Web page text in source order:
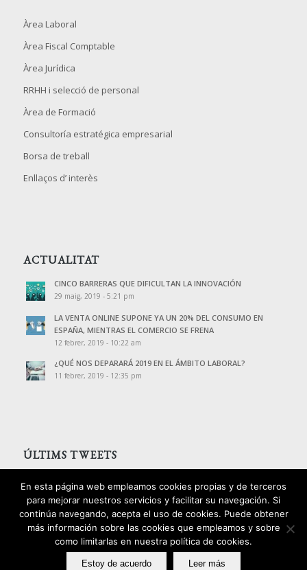
Àrea Laboral
Àrea Fiscal Comptable
Àrea Jurídica
RRHH i selecció de personal
Àrea de Formació
Consultoría estratégica empresarial
Borsa de treball
Enllaços d’ interès
ACTUALITAT
CINCO BARRERAS QUE DIFICULTAN LA INNOVACIÓN
29 maig, 2019 - 5:21 pm
LA VENTA ONLINE SUPONE YA UN 20% DEL CONSUMO EN
ESPAÑA, MIENTRAS EL COMERCIO SE FRENA
12 febrer, 2019 - 10:22 am
¿QUÉ NOS DEPARARÁ 2019 EN EL ÁMBITO LABORAL?
11 febrer, 2019 - 12:35 pm
ÚLTIMS TWEETS
2016 © Copyright - Palomo Consultors
Política de privacitat Política de cookies
En esta página web empleamos cookies propias y de terceros
para mejorar nuestros servicios y facilitar su navegación. Si
continúa navegando, acepta el uso de cookies. Puede obtener
más información sobre las cookies que empleamos y sobre
como limitarlas en nuestra política de cookies.
Estoy de acuerdo Leer más